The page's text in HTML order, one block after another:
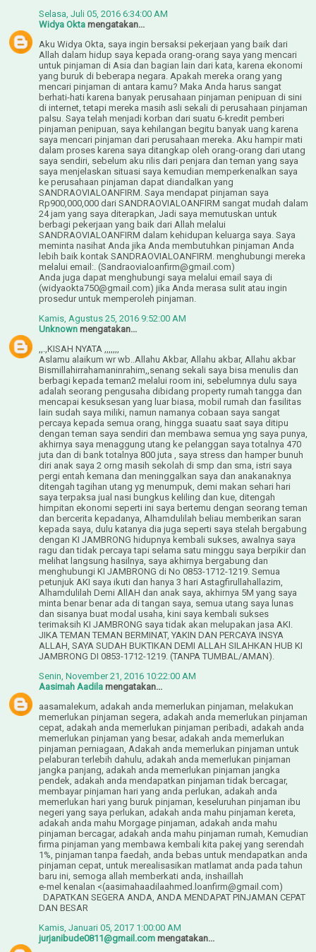
Selasa, Juli 05, 2016 6:34:00 AM
Widya Okta mengatakan...
Aku Widya Okta, saya ingin bersaksi pekerjaan yang baik dari
Allah dalam hidup saya kepada orang-orang saya yang mencari
untuk pinjaman di Asia dan bagian lain dari kata, karena ekonomi
yang buruk di beberapa negara. Apakah mereka orang yang
mencari pinjaman di antara kamu? Maka Anda harus sangat
berhati-hati karena banyak perusahaan pinjaman penipuan di sini
di internet, tetapi mereka masih asli sekali di perusahaan pinjaman
palsu. Saya telah menjadi korban dari suatu 6-kredit pemberi
pinjaman penipuan, saya kehilangan begitu banyak uang karena
saya mencari pinjaman dari perusahaan mereka. Aku hampir mati
dalam proses karena saya ditangkap oleh orang-orang dari utang
saya sendiri, sebelum aku rilis dari penjara dan teman yang saya
saya menjelaskan situasi saya kemudian memperkenalkan saya
ke perusahaan pinjaman dapat diandalkan yang
SANDRAOVIALOANFIRM. Saya mendapat pinjaman saya
Rp900,000,000 dari SANDRAOVIALOANFIRM sangat mudah dalam
24 jam yang saya diterapkan, Jadi saya memutuskan untuk
berbagi pekerjaan yang baik dari Allah melalui
SANDRAOVIALOANFIRM dalam kehidupan keluarga saya. Saya
meminta nasihat Anda jika Anda membutuhkan pinjaman Anda
lebih baik kontak SANDRAOVIALOANFIRM. menghubungi mereka
melalui email:. (Sandraovialoanfirm@gmail.com)
Anda juga dapat menghubungi saya melalui email saya di
(widyaokta750@gmail.com) jika Anda merasa sulit atau ingin
prosedur untuk memperoleh pinjaman.
Kamis, Agustus 25, 2016 9:52:00 AM
Unknown mengatakan...
,,.,KISAH NYATA ,,,,,,,
Aslamu alaikum wr wb..Allahu Akbar, Allahu akbar, Allahu akbar
Bismillahirrahamaninrahim,,senang sekali saya bisa menulis dan
berbagi kepada teman2 melalui room ini, sebelumnya dulu saya
adalah seorang pengusaha dibidang property rumah tangga dan
mencapai kesuksesan yang luar biasa, mobil rumah dan fasilitas
lain sudah saya miliki, namun namanya cobaan saya sangat
percaya kepada semua orang, hingga suaatu saat saya ditipu
dengan teman saya sendiri dan membawa semua yng saya punya,
akhirnya saya menaggung utang ke pelanggan saya totalnya 470
juta dan di bank totalnya 800 juta , saya stress dan hamper bunuh
diri anak saya 2 orng masih sekolah di smp dan sma, istri saya
pergi entah kemana dan meninggalkan saya dan anakanaknya
ditengah tagihan utang yg menumpuk, demi makan sehari hari
saya terpaksa jual nasi bungkus keliling dan kue, ditengah
himpitan ekonomi seperti ini saya bertemu dengan seorang teman
dan bercerita kepadanya, Alhamdulilah beliau memberikan saran
kepada saya, dulu katanya dia juga seperti saya stelah bergabung
dengan KI JAMBRONG hidupnya kembali sukses, awalnya saya
ragu dan tidak percaya tapi selama satu minggu saya berpikir dan
melihat langsung hasilnya, saya akhirnya bergabung dan
menghubungi KI JAMBRONG di No 0853-1712-1219. Semua
petunjuk AKI saya ikuti dan hanya 3 hari Astagfirullahallazim,
Alhamdulilah Demi AllAH dan anak saya, akhirnya 5M yang saya
minta benar benar ada di tangan saya, semua utang saya lunas
dan sisanya buat modal usaha, kini saya kembali sukses
terimaksih KI JAMBRONG saya tidak akan melupakan jasa AKI.
JIKA TEMAN TEMAN BERMINAT, YAKIN DAN PERCAYA INSYA
ALLAH, SAYA SUDAH BUKTIKAN DEMI ALLAH SILAHKAN HUB KI
JAMBRONG DI 0853-1712-1219. (TANPA TUMBAL/AMAN).
Senin, November 21, 2016 10:22:00 AM
Aasimah Aadila mengatakan...
aasamalekum, adakah anda memerlukan pinjaman, melakukan
memerlukan pinjaman segera, adakah anda memerlukan pinjaman
cepat, adakah anda memerlukan pinjaman peribadi, adakah anda
memerlukan pinjaman yang besar, adakah anda memerlukan
pinjaman perniagaan, Adakah anda memerlukan pinjaman untuk
pelaburan terlebih dahulu, adakah anda memerlukan pinjaman
jangka panjang, adakah anda memerlukan pinjaman jangka
pendek, adakah anda mendapatkan pinjaman tidak bercagar,
membayar pinjaman hari yang anda perlukan, adakah anda
memerlukan hari yang buruk pinjaman, keseluruhan pinjaman ibu
negeri yang saya perlukan, adakah anda mahu pinjaman kereta,
adakah anda mahu Morgage pinjaman, adakah anda mahu
pinjaman bercagar, adakah anda mahu pinjaman rumah, Kemudian
firma pinjaman yang membawa kembali kita pakej yang serendah
1%, pinjaman tanpa faedah, anda bebas untuk mendapatkan anda
pinjaman cepat, untuk merealisasikan matlamat anda pada tahun
baru ini, semoga allah memberkati anda, inshaillah
e-mel kenalan <(aasimahaadilaahmed.loanfirm@gmail.com)
DAPATKAN SEGERA ANDA, ANDA MENDAPAT PINJAMAN CEPAT
DAN BESAR
Kamis, Januari 05, 2017 1:00:00 AM
jurjanibude0811@gmail.com mengatakan...